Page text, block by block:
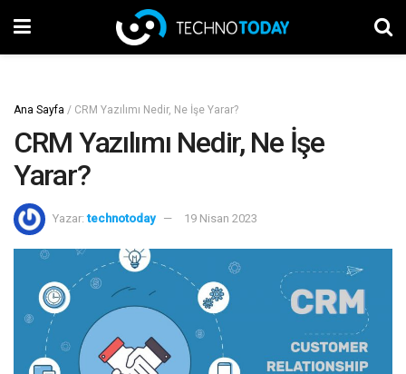
Ana Sayfa / CRM Yazılımı Nedir, Ne İşe Yarar?
CRM Yazılımı Nedir, Ne İşe
Yarar?
Yazar: technotoday 19 Nisan 2023